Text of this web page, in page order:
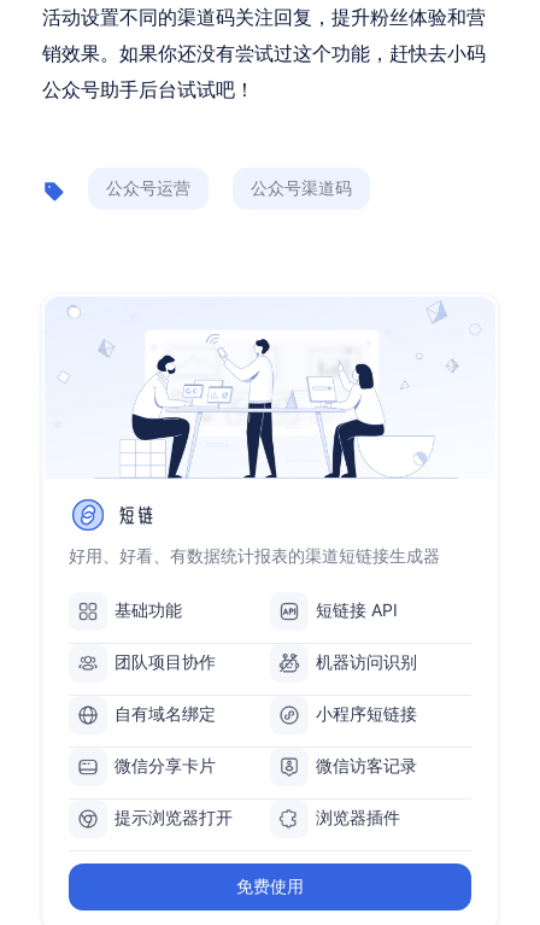
活动设置不同的渠道码关注回复，提升粉丝体验和营
销效果。如果你还没有尝试过这个功能，赶快去小码
公众号助手后台试试吧！
公众号运营 公众号渠道码
好用、好看、有数据统计报表的渠道短链接生成器
基础功能 短链接 API
团队项目协作 机器访问识别
自有域名绑定 小程序短链接
微信分享卡片 微信访客记录
提示浏览器打开 浏览器插件
免费使用